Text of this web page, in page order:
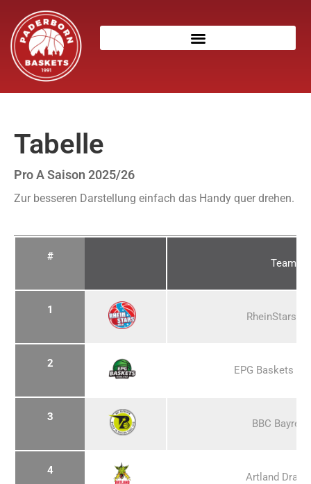
Tabelle
Pro A Saison 2025/26
Zur besseren Darstellung einfach das Handy quer drehen.
#
Team
1
RheinStars
2
EPG Baskets
3
BBC
4
Artland